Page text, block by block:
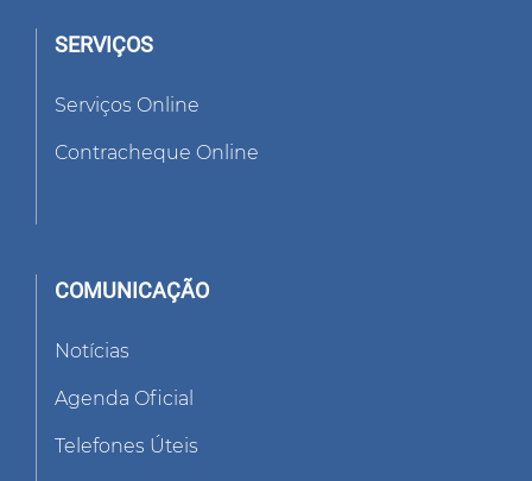
SERVIÇOS
Serviços Online
Contracheque Online
COMUNICAÇÃO
Notícias
Agenda Oficial
Telefones Úteis